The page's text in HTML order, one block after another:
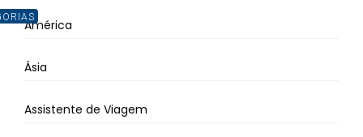
América
Ásia
Assistente de Viagem